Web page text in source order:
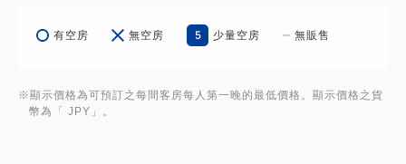
標。
有空房 無空房 5 少量空房 無販售
※顯示價格為可預訂之每間客房每人第一晚的最低價格。顯示價格之貨
幣為「 JPY」。